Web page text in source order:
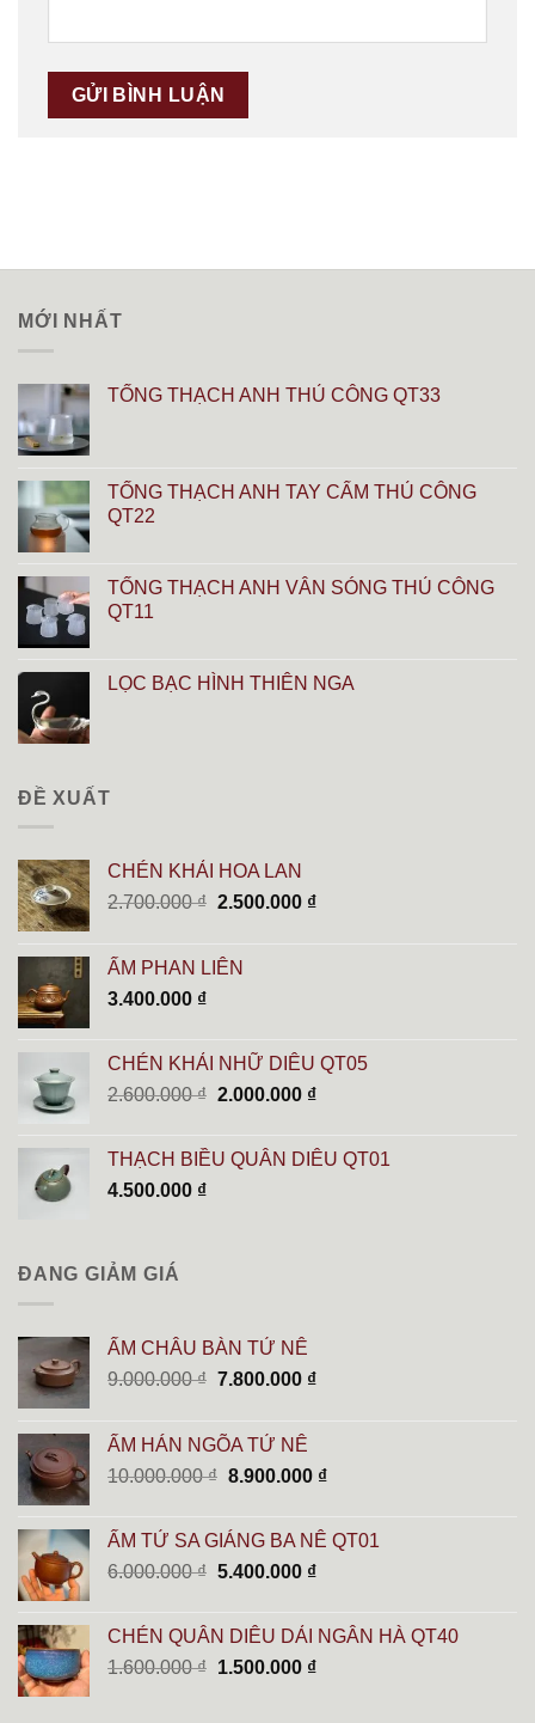
MỚI NHẤT
TỐNG THẠCH ANH THỦ CÔNG QT33
TỐNG THẠCH ANH TAY CẨM THỦ CÔNG
QT22
TỐNG THẠCH ANH VÂN SÓNG THỦ CÔNG
QT11
LỌC BẠC HÌNH THIÊN NGA
ĐỀ XUẤT
CHÉN KHẢI HOA LAN
2.700.000₫ Giá
2.700.000 ₫.
2.500.000 ₫Giá
ẤM PHAN LIÊN
3.400.000 ₫
CHÉN KHẢI NHỮ DIÊU QT05
2.600.000₫ Giá
2.600.000 ₫.
2.000.000 ₫Giá
tại
là:
THẠCH BIỀU QUÂN DIÊU QT01
4.500.000 ₫
ĐANG GIẢM GIÁ
ẤM CHÂU BÀN TỬ NÊ
9.000.000₫ Giá
9.000.000 ₫.
7.800.000 ₫Giá
7.800.000 ₫.
ẤM HÁN NGÕA TỬ NÊ
10.000.000₫ Giá
là:
10.000.000 ₫.
8.900.000 ₫Giá
là:
ẤM TỬ SA GIÁNG BA NÊ QT01
6.000.000₫ Giá
6.000.000 ₫.
5.400.000 ₫Giá
là:
5.400.000 ₫.
CHÉN QUÂN DIÊU DẢI NGÂN HÀ QT40
1.600.000₫ Giá
1.500.000 ₫Giá